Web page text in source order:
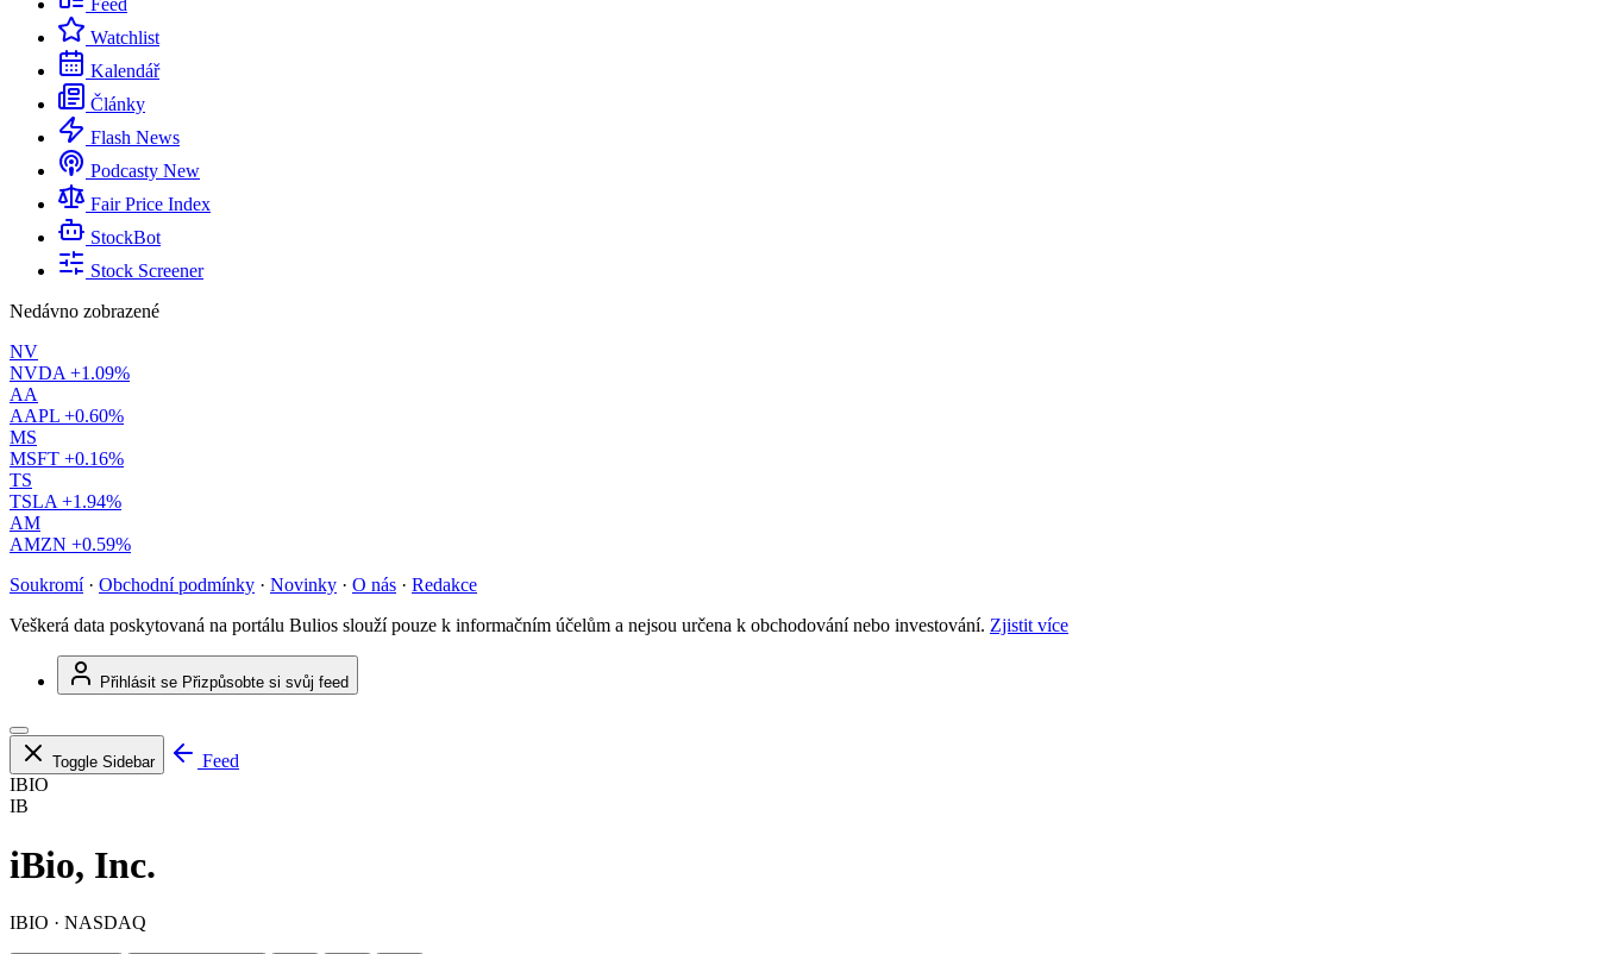
Feed
Watchlist
Kalendář
Články
Flash News
Podcasty New
Fair Price Index
StockBot
Stock Screener
Nedávno zobrazené
NV
NVDA +1.09%
AA
AAPL +0.60%
MS
MSFT +0.16%
TS
TSLA +1.94%
AM
AMZN +0.59%
Soukromí · Obchodní podmínky · Novinky · O nás · Redakce
Veškerá data poskytovaná na portálu Bulios slouží pouze k informačním účelům a nejsou určena k obchodování nebo investování. Zjistit více
Přihlásit se Přizpůsobte si svůj feed
Toggle Sidebar
Feed
IBIO
IB
iBio, Inc.
IBIO · NASDAQ